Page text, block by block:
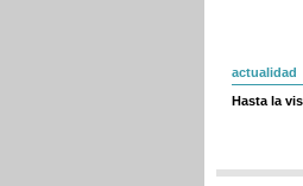
actualidad
Hasta la